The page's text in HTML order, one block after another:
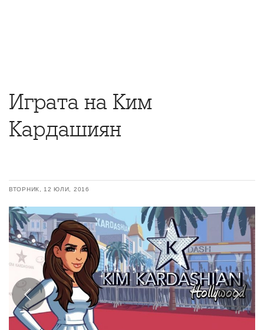
Играта на Ким
Кардашиян
ВТОРНИК, 12 ЮЛИ, 2016